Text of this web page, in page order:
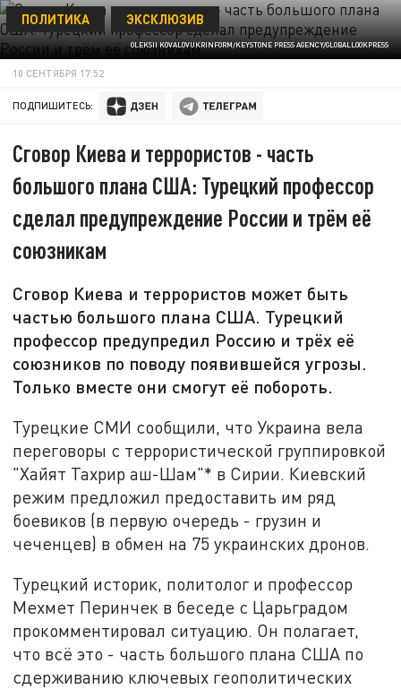
OLEKSII KOVALOVUKRINFORM/KEYSTONE PRESS AGENCY/GLOBALLOOKPRESS
ПОЛИТИКА ЭКСКЛЮЗИВ
10 СЕНТЯБРЯ 17:52
ПОДПИШИТЕСЬ:
Сговор Киева и террористов - часть
большого плана США: Турецкий профессор
сделал предупреждение России и трём её
союзникам
Сговор Киева и террористов может быть
частью большого плана США. Турецкий
профессор предупредил Россию и трёх её
союзников по поводу появившейся угрозы.
Только вместе они смогут её побороть.
Турецкие СМИ сообщили, что Украина вела
переговоры с террористической группировкой
"Хайят Тахрир аш-Шам"* в Сирии. Киевский
режим предложил предоставить им ряд
боевиков (в первую очередь - грузин и
чеченцев) в обмен на 75 украинских дронов.
Турецкий историк, политолог и профессор
Мехмет Перинчек в беседе с Царьградом
прокомментировал ситуацию. Он полагает,
что всё это - часть большого плана США по
сдерживанию ключевых геополитических